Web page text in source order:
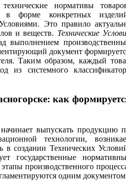
нормативы
в форме конкретных
Это правило
и веществ. Технические
выполнением
документ
Таким образом, каждый
из системного
как
выпускать продукцию
технологии,
в создании Технических
государственные
производственного
одним